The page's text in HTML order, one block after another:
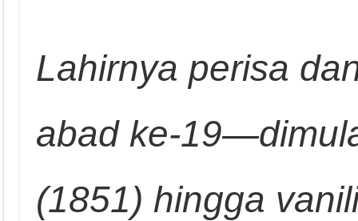
Lahirnya perisa
abad ke-
(1851) hingga